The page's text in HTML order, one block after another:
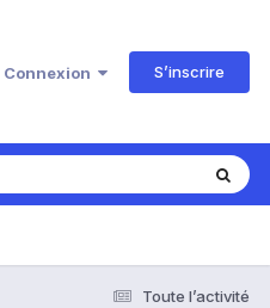
S’inscrire
Toute l’activité